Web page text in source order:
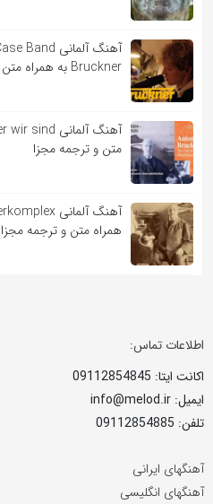
Bruckner به همراه متن و ترجمه مجزا
متن و ترجمه مجزا
همراه متن و ترجمه مجزا
اطلاعات تماس:
اکانت ایتا: 09112854845
ایمیل: info@melod.ir
تلفن: 09112854885
آهنگهای ایرانی
آهنگهای انگلیسی